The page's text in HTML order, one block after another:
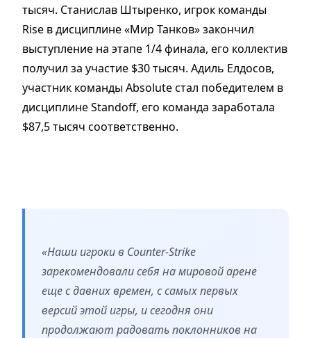
тысяч. Станислав Штыренко, игрок команды
Rise в дисциплине «Мир Танков» закончил
выступление на этапе 1/4 финала, его коллектив
получил за участие $30 тысяч. Адиль Елдосов,
участник команды Absolute стал победителем в
дисциплине Standoff, его команда заработала
$87,5 тысяч соответственно.
«Наши игроки в Counter-Strike
зарекомендовали себя на мировой арене
еще с давних времен, с самых первых
версий этой игры, и сегодня они
продолжают радовать поклонников на